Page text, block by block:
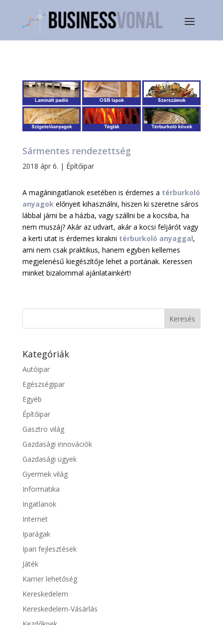
Sármentes rendezettség
2018 ápr 6. | Építőipar
A magáningatlanok esetében is érdemes a térburkoló
anyagok előnyeit kihasználni, hiszen ki szeretne sáros
lábbal járni be a házba, vagy szállni be a kocsiba, ha
nem muszáj? Akár az udvart, akár a kocsi feljárót vagy
a kerti utat is érdemes kirakni térburkoló anyaggal,
ami nem csak praktikus, hanem egyben kellemes
megjelenésű kiegészítője lehet a portának. Keressen
minket bizalommal ajánlatainkért!
Kategóriák
Autóipar
Egészségipar
Egyéb
Építőipar
Gasztro világ
Gazdasági innovációk
Gazdasági ügyek
Gyermek világ
Informatika
Ingatlanok
Internet
Iparágak
Ipari fejlesztések
Játék
Karrier lehetőség
Kereskedelem
Kereskedelem-Vásárlás